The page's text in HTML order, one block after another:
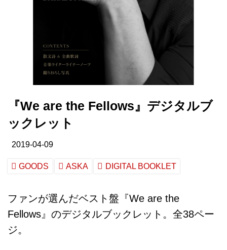
『We are the Fellows』デジタルブ
ックレット
2019-04-09
GOODS ASKA DIGITAL BOOKLET
ファンが選んだベスト盤『We are the
Fellows』のデジタルブックレット。全38ペー
ジ。